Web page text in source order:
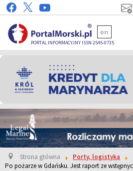
PORTAL INFORMACYJNY ISSN 2545-0735
en
Strona główna
Porty, logistyka
Po pożarze w Gdańsku. Jest raport ze